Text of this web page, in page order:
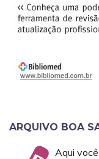
ARQUIVO BOA
Aqui